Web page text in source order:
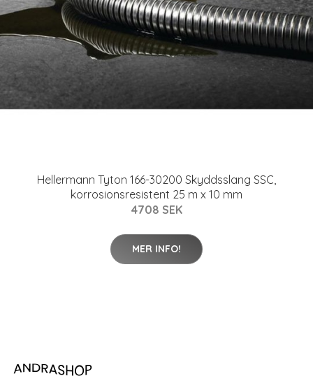
Hellermann Tyton 166-30200 Skyddsslang SSC,
korrosionsresistent 25 m x 10 mm
4708 SEK
MER INFO!